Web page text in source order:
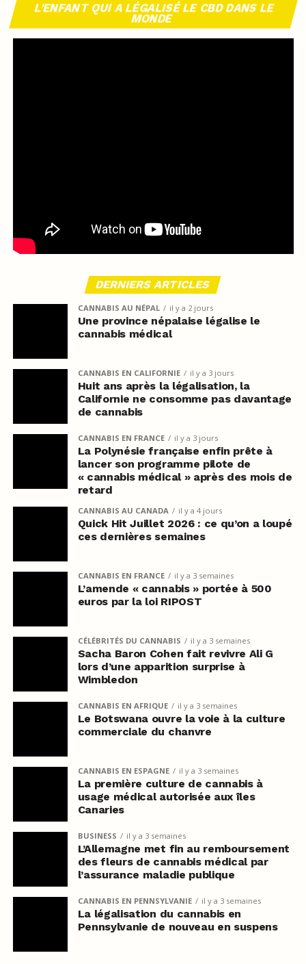
L’ENFANT QUI A LÉGALISÉ LE CBD DANS LE
MONDE
DERNIERS ARTICLES
CANNABIS AU NÉPAL il y a 2 jours
Une province népalaise légalise le
cannabis médical
CANNABIS EN CALIFORNIE il y a 3 jours
Huit ans après la légalisation, la
Californie ne consomme pas davantage
de cannabis
CANNABIS EN FRANCE il y a 3 jours
La Polynésie française enfin prête à
lancer son programme pilote de
« cannabis médical » après des mois de
retard
CANNABIS AU CANADA il y a 4 jours
Quick Hit Juillet 2026 : ce qu’on a loupé
ces dernières semaines
CANNABIS EN FRANCE il y a 3 semaines
L’amende « cannabis » portée à 500
euros par la loi RIPOST
CÉLÉBRITÉS DU CANNABIS il y a 3 semaines
Sacha Baron Cohen fait revivre Ali G
lors d’une apparition surprise à
Wimbledon
CANNABIS EN AFRIQUE il y a 3 semaines
Le Botswana ouvre la voie à la culture
commerciale du chanvre
CANNABIS EN ESPAGNE il y a 3 semaines
La première culture de cannabis à
usage médical autorisée aux îles
Canaries
BUSINESS il y a 3 semaines
L’Allemagne met fin au remboursement
des fleurs de cannabis médical par
l’assurance maladie publique
CANNABIS EN PENNSYLVANIE il y a 3 semaines
La légalisation du cannabis en
Pennsylvanie de nouveau en suspens